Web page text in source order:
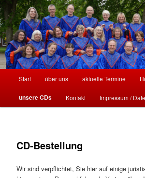
Zum
Inhalt
Zum
sekundären
wechseln
Start über uns aktuelle Termine
unsere CDs Kontakt Impressum /
CD-Bestellung
Wir sind verpflichtet, Sie hier auf einige